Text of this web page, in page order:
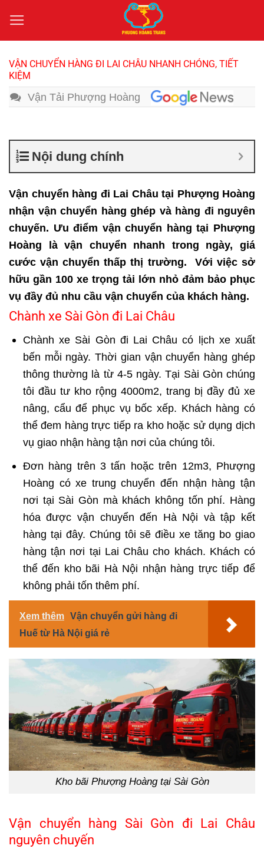
qua
nội
dung
VẬN CHUYỂN HÀNG ĐI LAI CHÂU NHANH CHÓNG, TIẾT
KIỆM
Vận Tải Phượng Hoàng
Nội dung chính
Vận chuyển hàng đi Lai Châu tại Phượng Hoàng
nhận vận chuyển hàng ghép và hàng đi nguyên
chuyến. Ưu điểm vận chuyển hàng tại Phượng
Hoàng là vận chuyển nhanh trong ngày, giá
cước vận chuyển thấp thị trường. Với việc sở
hữu gần 100 xe trọng tải lớn nhỏ đảm bảo phục
vụ đầy đủ nhu cầu vận chuyển của khách hàng.
Chành xe Sài Gòn đi Lai Châu
Chành xe Sài Gòn đi Lai Châu có lịch xe xuất
bến mỗi ngày. Thời gian vận chuyển hàng ghép
thông thường là từ 4-5 ngày. Tại Sài Gòn chúng
tôi đầu tư kho rộng 4000m2, trang bị đầy đủ xe
nâng, cẩu để phục vụ bốc xếp. Khách hàng có
thể đem hàng trực tiếp ra kho hoặc sử dụng dịch
vụ giao nhận hàng tận nơi của chúng tôi.
Đơn hàng trên 3 tấn hoặc trên 12m3, Phượng
Hoàng có xe trung chuyển đến nhận hàng tận
nơi tại Sài Gòn mà khách không tốn phí. Hàng
hóa được vận chuyển đến Hà Nội và tập kết
hàng tại đây. Chúng tôi sẽ điều xe tăng bo giao
hàng tận nơi tại Lai Châu cho khách. Khách có
thể đến kho bãi Hà Nội nhận hàng trực tiếp để
không phải tốn thêm phí.
Xem thêm Vận chuyển gửi hàng đi
Huế từ Hà Nội giá rẻ
Kho bãi Phượng Hoàng tại Sài Gòn
Vận chuyển hàng Sài Gòn đi Lai Châu
nguyên chuyến